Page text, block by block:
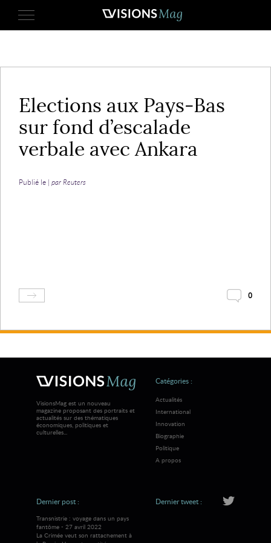
Elections aux Pays-Bas
sur fond d’escalade
verbale avec Ankara
Publié le | par Reuters
0
VisionsMag est un nouveau
magazine proposant des portraits et
actualités sur des thématiques
économiques, politiques et
culturelles...
Catégories :
Actualités
International
Innovation
Biographie
Politique
A propos
Dernier post :
Transnistrie : voyage dans un pays
fantôme - 27 avril 2022
La Crimée veut son rattachement à
Dernier tweet :